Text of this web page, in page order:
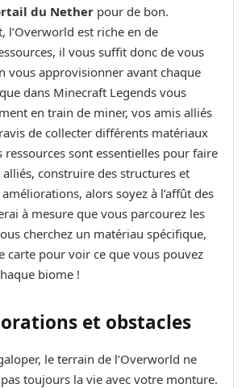
du Nether pour de bon.
l’Overworld est riche en de
il vous suffit donc de vous
vous approvisionner avant chaque
dans Minecraft Legends vous
en train de miner, vos amis alliés
de collecter différents matériaux
ressources sont essentielles pour faire
construire des structures et
alors soyez à l’affût des
à mesure que vous parcourez les
cherchez un matériau spécifique,
carte pour voir ce que vous pouvez
biome !
et obstacles
le terrain de l’Overworld ne
toujours la vie avec votre monture.